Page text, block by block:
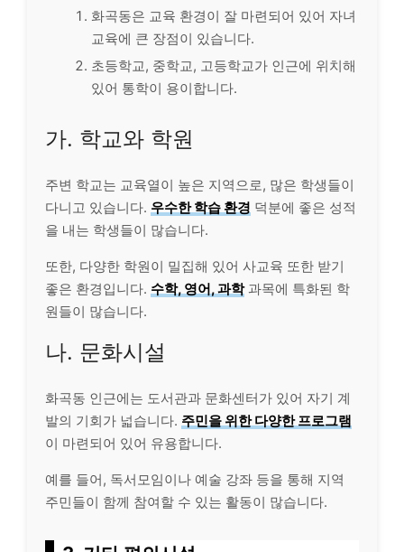
화곡동은 교육 환경이 잘 마련되어 있어 자녀
교육에 큰 장점이 있습니다.
초등학교, 중학교, 고등학교가 인근에 위치해
있어 통학이 용이합니다.
가. 학교와 학원
주변 학교는 교육열이 높은 지역으로, 많은 학생들이
다니고 있습니다. 우수한 학습 환경 덕분에 좋은 성적
을 내는 학생들이 많습니다.
또한, 다양한 학원이 밀집해 있어 사교육 또한 받기
좋은 환경입니다. 수학, 영어, 과학과목에 특화된 학
원들이 많습니다.
나. 문화시설
화곡동 인근에는 도서관과 문화센터가 있어 자기 계
발의 기회가 넓습니다. 주민을 위한 다양한 프로그램
이 마련되어 있어 유용합니다.
예를 들어, 독서모임이나 예술 강좌 등을 통해 지역
주민들이 함께 참여할 수 있는 활동이 많습니다.